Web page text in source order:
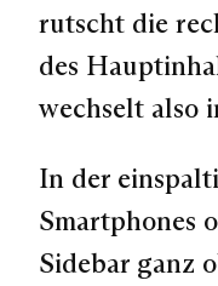
rutscht die
des
wechselt also
In der
Smartphones
Sidebar ganz